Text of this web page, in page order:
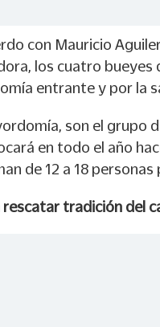
con Mauricio
los cuatro bueyes
entrante y por la
son el grupo
en todo el año
de 12 a 18
rescatar tradición del